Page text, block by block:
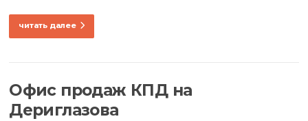
читать далее
Офис продаж КПД на
Дериглазова